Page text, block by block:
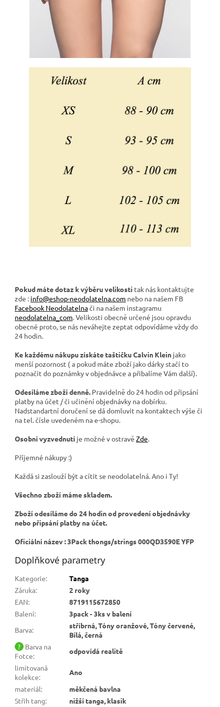
Pokud máte dotaz k výběru velikosti tak nás kontaktujte
zde : info@eshop-neodolatelna.com nebo na našem FB
Facebook Neodolatelnači na našem instagramu
neodolatelna_com. Velikosti obecně určené jsou opravdu
obecné proto, se nás neváhejte zeptat odpovídáme vždy do
24 hodin.
Ke každému nákupuzískáte taštičku Calvin Klein jako
menší pozornost ( a pokud máte zboží jako dárky stačí to
poznačit do poznámky v objednávce a přibalíme Vám další).
Odesíláme zboží denně. Pravidelně do 24 hodin od připsání
platby na účet / či učinění objednávky na dobírku.
Nadstandartní doručení se dá domluvit na kontaktech výše či
na tel. čísle uvedeném na e-shopu.
Osobní vyzvednutí je možné v ostravě Zde.
Příjemné nákupy :)
Každá si zaslouží být a cítit se neodolatelná. Ano i Ty!
Všechno zboží máme skladem.
Zboží odesíláme do 24 hodin od provedení objednávky
nebo připsání platby na účet.
Oficiální název : 3Pack thongs/strings 000QD3590E YFP
Doplňkové parametry
Kategorie:
Tanga
Záruka:
2 roky
EAN:
8719115672850
Balení:
3pack - 3ks v balení
Barva:
stříbrná, Tóny oranžové, Tóny červené,
Bílá, černá
? Barva na
Fotce:
odpovídá realitě
limitovaná
kolekce:
Ano
materiál:
měkčená bavlna
Střih tang:
nižší tanga, klasik